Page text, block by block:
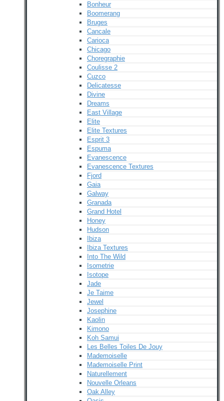
Bonheur
Boomerang
Bruges
Cancale
Carioca
Chicago
Choregraphie
Coulisse 2
Cuzco
Delicatesse
Divine
Dreams
East Village
Elite
Elite Textures
Esprit 3
Espuma
Evanescence
Evanescence Textures
Fjord
Gaia
Galway
Granada
Grand Hotel
Honey
Hudson
Ibiza
Ibiza Textures
Into The Wild
Isometrie
Isotope
Jade
Je Taime
Jewel
Josephine
Kaolin
Kimono
Koh Samui
Les Belles Toiles De Jouy
Mademoiselle
Mademoiselle Print
Naturellement
Nouvelle Orleans
Oak Alley